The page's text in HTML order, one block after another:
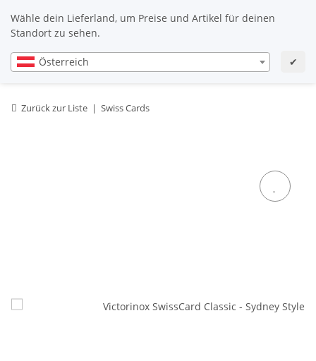
Wähle dein Lieferland, um Preise und Artikel für deinen
Standort zu sehen.
Österreich ✔
DE DE
Zurück zur Liste Swiss Cards